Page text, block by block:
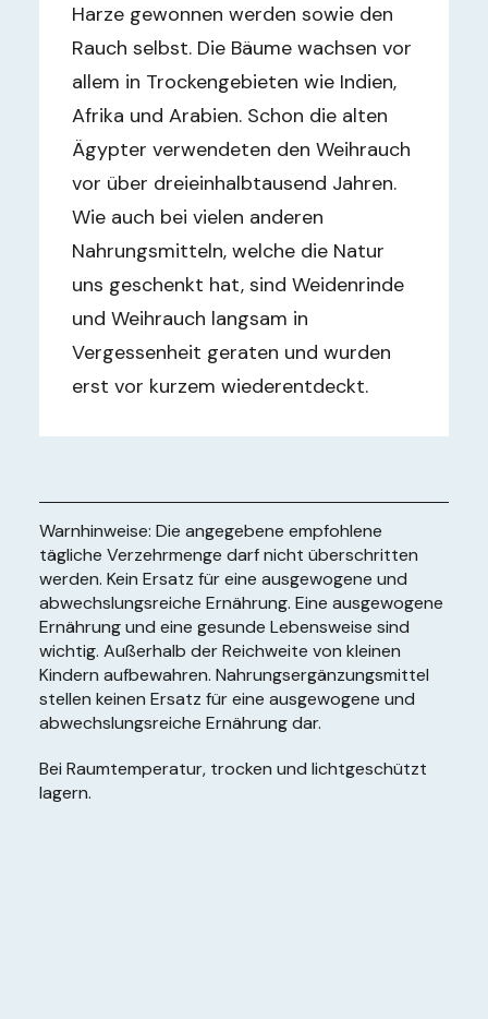
Harze gewonnen werden sowie den
Rauch selbst. Die Bäume wachsen vor
allem in Trockengebieten wie Indien,
Afrika und Arabien. Schon die alten
Ägypter verwendeten den Weihrauch
vor über dreieinhalbtausend Jahren.
Wie auch bei vielen anderen
Nahrungsmitteln, welche die Natur
uns geschenkt hat, sind Weidenrinde
und Weihrauch langsam in
Vergessenheit geraten und wurden
erst vor kurzem wiederentdeckt.
Warnhinweise: Die angegebene empfohlene
tägliche Verzehrmenge darf nicht überschritten
werden. Kein Ersatz für eine ausgewogene und
abwechslungsreiche Ernährung. Eine ausgewogene
Ernährung und eine gesunde Lebensweise sind
wichtig. Außerhalb der Reichweite von kleinen
Kindern aufbewahren. Nahrungsergänzungsmittel
stellen keinen Ersatz für eine ausgewogene und
abwechslungsreiche Ernährung dar.
Bei Raumtemperatur, trocken und lichtgeschützt
lagern.